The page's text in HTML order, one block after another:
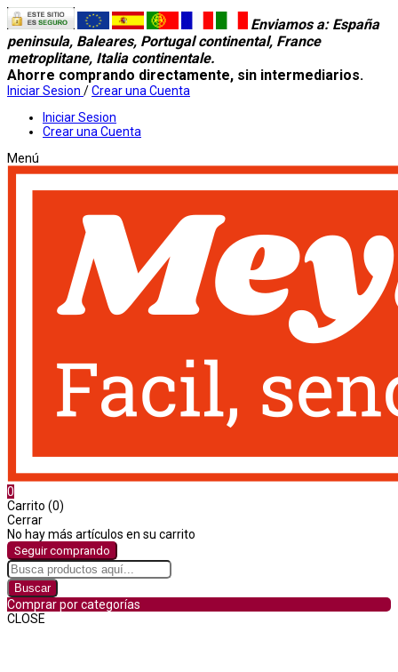
Enviamos a: España
peninsula, Baleares, Portugal continental, France
metroplitane, Italia continentale.
Ahorre comprando directamente, sin intermediarios.
Iniciar Sesion /Crear una Cuenta
Iniciar Sesion
Crear una Cuenta
Menú
0
Carrito (0)
Cerrar
No hay más artículos en su carrito
Seguir comprando
Buscar
Comprar por categorías
CLOSE